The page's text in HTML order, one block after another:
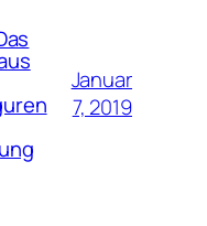
Januar
7, 2019